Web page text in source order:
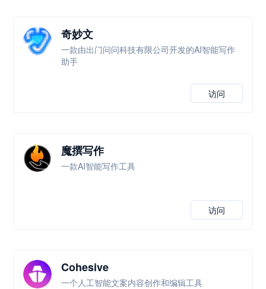
奇妙文
一款由出门问问科技有限公司开发的AI智能写作
助手
访问
魔撰写作
一款AI智能写作工具
访问
Cohesive
一个人工智能文案内容创作和编辑工具